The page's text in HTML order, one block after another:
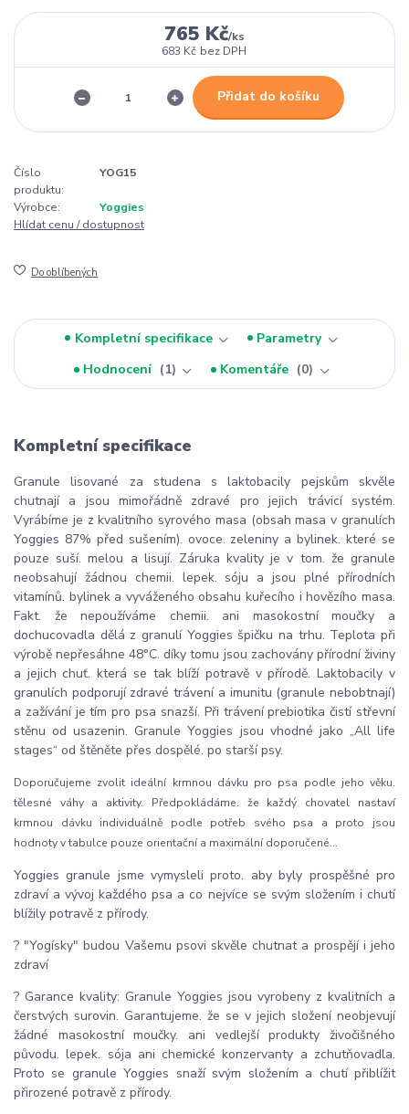
765 Kč/ks
683 Kč bez DPH
Přidat do košíku
Číslo
produktu:
YOG15
Výrobce:
Yoggies
Hlídat cenu / dostupnost
Do oblíbených
Kompletní specifikace
Parametry
Hodnocení
1 Komentáře 0
Kompletní specifikace
Granule lisované za studena s laktobacily pejskům skvěle
chutnají a jsou mimořádně zdravé pro jejich trávicí systém.
Vyrábíme je z kvalitního syrového masa (obsah masa v granulích
Yoggies 87% před sušením). ovoce. zeleniny a bylinek. které se
pouze suší. melou a lisují. Záruka kvality je v tom. že granule
neobsahují žádnou chemii. lepek. sóju a jsou plné přírodních
vitamínů. bylinek a vyváženého obsahu kuřecího i hovězího masa.
Fakt. že nepoužíváme chemii. ani masokostní moučky a
dochucovadla dělá z granulí Yoggies špičku na trhu. Teplota při
výrobě nepřesáhne 48°C. díky tomu jsou zachovány přírodní živiny
a jejich chuť. která se tak blíží potravě v přírodě. Laktobacily v
granulích podporují zdravé trávení a imunitu (granule nebobtnají)
a zažívání je tím pro psa snazší. Při trávení prebiotika čistí střevní
stěnu od usazenin. Granule Yoggies jsou vhodné jako „All life
stages“ od štěněte přes dospělé. po starší psy.
Doporučujeme zvolit ideální krmnou dávku pro psa podle jeho věku.
tělesné váhy a aktivity. Předpokládáme. že každý chovatel nastaví
krmnou dávku individuálně podle potřeb svého psa a proto jsou
hodnoty v tabulce pouze orientační a maximální doporučené...
Yoggies granule jsme vymysleli proto. aby byly prospěšné pro
zdraví a vývoj každého psa a co nejvíce se svým složením i chutí
blížily potravě z přírody.
? "Yogísky" budou Vašemu psovi skvěle chutnat a prospějí i jeho
zdraví
? Garance kvality: Granule Yoggies jsou vyrobeny z kvalitních a
čerstvých surovin. Garantujeme. že se v jejich složení neobjevují
žádné masokostní moučky. ani vedlejší produkty živočišného
původu. lepek. sója ani chemické konzervanty a zchutňovadla.
Proto se granule Yoggies snaží svým složením a chutí přiblížit
přirozené potravě z přírody.